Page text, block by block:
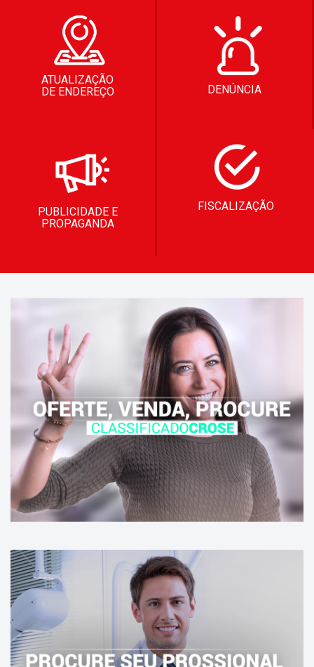
ATUALIZAÇÃO
DE ENDEREÇO
DENÚNCIA
PUBLICIDADE E
PROPAGANDA
FISCALIZAÇÃO